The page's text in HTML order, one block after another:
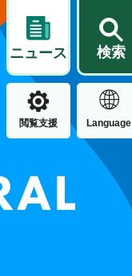
ニュース 検索
住民票・戸籍
閲覧支援 Language